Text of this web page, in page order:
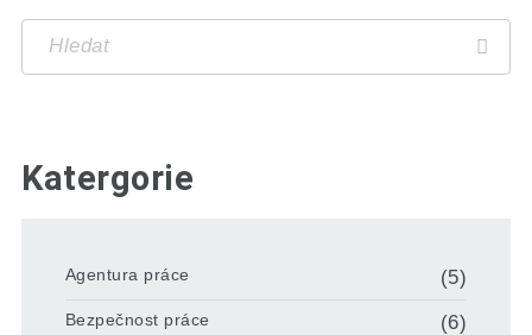
Katergorie
Agentura práce (5)
Bezpečnost práce (6)